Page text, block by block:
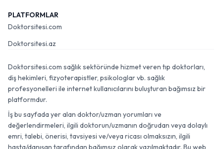
PLATFORMLAR
Doktorsitesi.com
Doktorsitesi.az
Doktorsitesi.com sağlık sektöründe hizmet veren tıp doktorları,
diş hekimleri, fizyoterapistler, psikologlar vb. sağlık
profesyonelleri ile internet kullanıcılarını buluşturan bağımsız bir
platformdur.
İş bu sayfada yer alan doktor/uzman yorumları ve
değerlendirmeleri, ilgili doktorun/uzmanın doğrudan veya dolaylı
emri, talebi, önerisi, tavsiyesi ve/veya ricası olmaksızın, ilgili
hasta/danışan tarafından bağımsız olarak yazılmaktadır. Bu web